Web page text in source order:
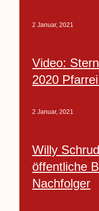
2 Januar, 2021
Video:
2020
2 Januar, 2021
Willy
öffentliche
Nachfolger